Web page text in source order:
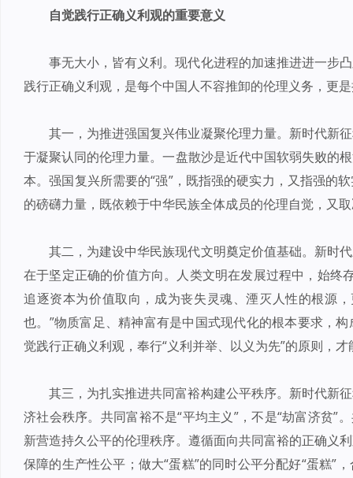
自觉践行正确义利观的重要意义
事无大小，皆有义利。现代化进程的加速推进进一步
践行正确义利观，是每个中国人不容推卸的伦理义务，更
其一，为推进强国复兴伟业凝聚伦理力量。新时代新
于凝聚认同的伦理力量。一盘散沙是近代中国软弱失败的
本。强国复兴所需要的“强”，既指强的硬实力，又指强的
的磅礴力量，既依赖于中华民族全体成员的伦理自觉，又
其二，为建设中华民族现代文明奠定价值基础。新时
在于坚定正确的价值方向。人类文明在发展过程中，始终
追逐资本为价值取向，成为丧失灵魂、湮灭人性的根源
也。”物质富足、精神富有是中国式现代化的根本要求，
觉践行正确义利观，奉行“义利并举、以义为先”的原则，
其三，为扎实推进共同富裕构建公平秩序。新时代新
济社会秩序。共同富裕不是“平均主义”，不是“劫富济贫”
新营造持久公平的伦理秩序。遵循面向共同富裕的正确义
保障的生产性公平；做大“蛋糕”的同时公平分配好“蛋糕”